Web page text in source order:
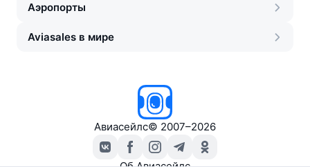
Аэропорты
Aviasales в мире
Авиасейлс© 2007–2026